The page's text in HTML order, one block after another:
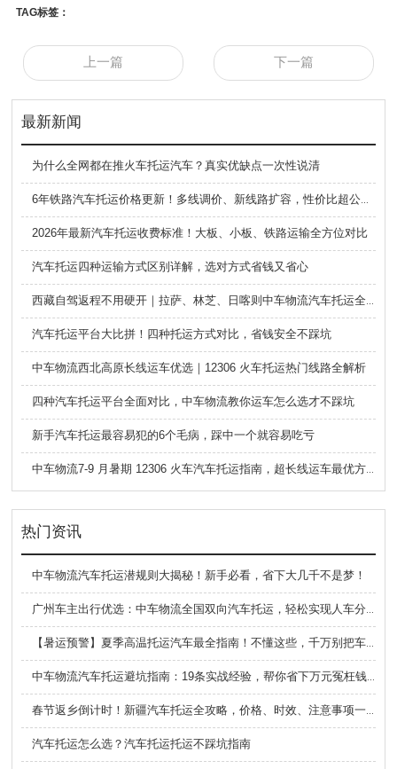
TAG标签：
上一篇 下一篇
最新新闻
为什么全网都在推火车托运汽车？真实优缺点一次性说清
6年铁路汽车托运价格更新！多线调价、新线路扩容，性价比超公路大板车
2026年最新汽车托运收费标准！大板、小板、铁路运输全方位对比
汽车托运四种运输方式区别详解，选对方式省钱又省心
西藏自驾返程不用硬开｜拉萨、林芝、日喀则中车物流汽车托运全指南
汽车托运平台大比拼！四种托运方式对比，省钱安全不踩坑
中车物流西北高原长线运车优选｜12306 火车托运热门线路全解析
四种汽车托运平台全面对比，中车物流教你运车怎么选才不踩坑
新手汽车托运最容易犯的6个毛病，踩中一个就容易吃亏
中车物流7-9 月暑期 12306 火车汽车托运指南，超长线运车最优方案
热门资讯
中车物流汽车托运潜规则大揭秘！新手必看，省下大几千不是梦！
【暑运预警】夏季高温托运汽车最全指南！不懂这些，千万别把车交给物流
中车物流汽车托运避坑指南：19条实战经验，帮你省下万元冤枉钱！
汽车托运怎么选？汽车托运托运不踩坑指南